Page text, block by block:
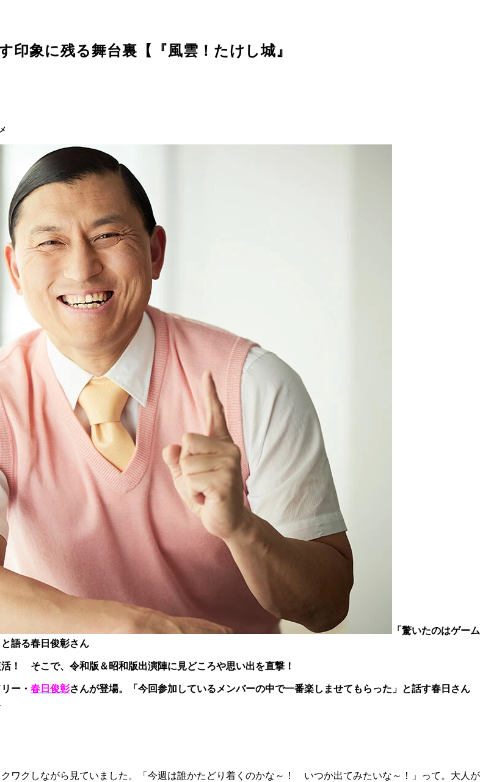
印象に残る舞台裏【『風雲！たけし城』
「驚いたのはゲーム
語る春日俊彰さん
！ そこで、令和版＆昭和版出演陣に見どころや思い出を直撃！
ー・ 春日俊彰さんが登場。「今回参加しているメンバーの中で一番楽しませてもらった」と話す春日さん
ワクしながら見ていました。「今週は誰かたどり着くのかな～！ いつか出てみたいな～！」って。大人が